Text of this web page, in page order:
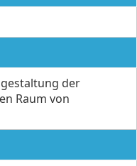
der
Raum von